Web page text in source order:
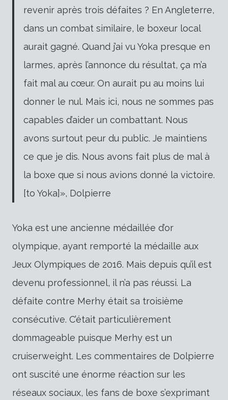
revenir après trois défaites ? En Angleterre,
dans un combat similaire, le boxeur local
aurait gagné. Quand j’ai vu Yoka presque en
larmes, après l’annonce du résultat, ça m’a
fait mal au cœur. On aurait pu au moins lui
donner le nul. Mais ici, nous ne sommes pas
capables d’aider un combattant. Nous
avons surtout peur du public. Je maintiens
ce que je dis. Nous avons fait plus de mal à
la boxe que si nous avions donné la victoire.
[to Yoka]», Dolpierre
Yoka est une ancienne médaillée d’or
olympique, ayant remporté la médaille aux
Jeux Olympiques de 2016. Mais depuis qu’il est
devenu professionnel, il n’a pas réussi. La
défaite contre Merhy était sa troisième
consécutive. C’était particulièrement
dommageable puisque Merhy est un
cruiserweight. Les commentaires de Dolpierre
ont suscité une énorme réaction sur les
réseaux sociaux, les fans de boxe s’exprimant